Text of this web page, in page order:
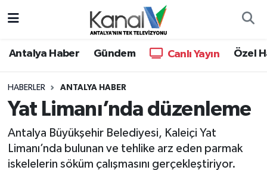
Antalya Haber Gündem Canlı Yayın Özel
HABERLER ANTALYA HABER
Yat Limanı’nda düzenleme
Antalya Büyükşehir Belediyesi, Kaleiçi Yat
Limanı’nda bulunan ve tehlike arz eden parmak
iskelelerin söküm çalışmasını gerçekleştiriyor.
Antalya Haber
Dünya
Eğitim
Ekonomi
Hava Durumu
Trafik Durumu
Süper Lig Puan Durumu ve Fikstür
Tüm Manşetler